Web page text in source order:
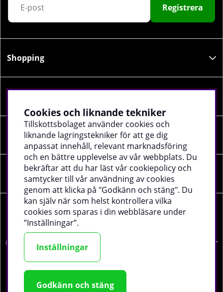
Registrera
Shopping
Sociala medier
Företagsuppgifter
© 2026 tillskottsbolaget.se. Vi använder cookies -
läs mer
Cookies och liknande tekniker
Tillskottsbolaget använder cookies och
liknande lagringstekniker för att ge dig
anpassat innehåll, relevant marknadsföring
och en bättre upplevelse av vår webbplats. Du
bekräftar att du har läst vår cookiepolicy och
samtycker till vår användning av cookies
genom att klicka på "Godkänn och stäng". Du
kan själv när som helst kontrollera vilka
cookies som sparas i din webbläsare under
”Inställningar”.
Inställningar
Godkänn och stäng